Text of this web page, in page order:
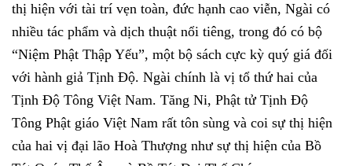
thị hiện với tài trí vẹn toàn, đức hạnh cao viễn, Ngài có
nhiều tác phẩm và dịch thuật nổi tiêng, trong đó có bộ
“Niệm Phật Thập Yếu”, một bộ sách cực kỳ quý giá đối
với hành giả Tịnh Độ. Ngài chính là vị tổ thứ hai của
Tịnh Độ Tông Việt Nam. Tăng Ni, Phật tử Tịnh Độ
Tông Phật giáo Việt Nam rất tôn sùng và coi sự thị hiện
của hai vị đại lão Hoà Thượng như sự thị hiện của Bồ